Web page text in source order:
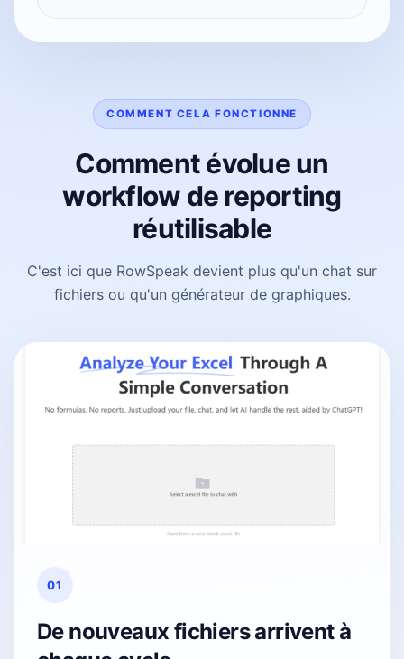
COMMENT CELA FONCTIONNE
Comment évolue un
workflow de reporting
réutilisable
C'est ici que RowSpeak devient plus qu'un chat sur
fichiers ou qu'un générateur de graphiques.
01
De nouveaux fichiers arrivent à